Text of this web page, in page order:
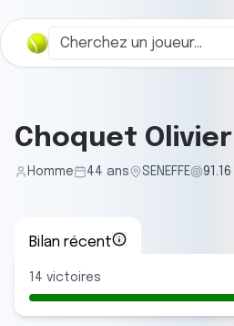
Choquet Olivier
Homme 44 ans SENEFFE 91.16
Bilan récent
14 victoires